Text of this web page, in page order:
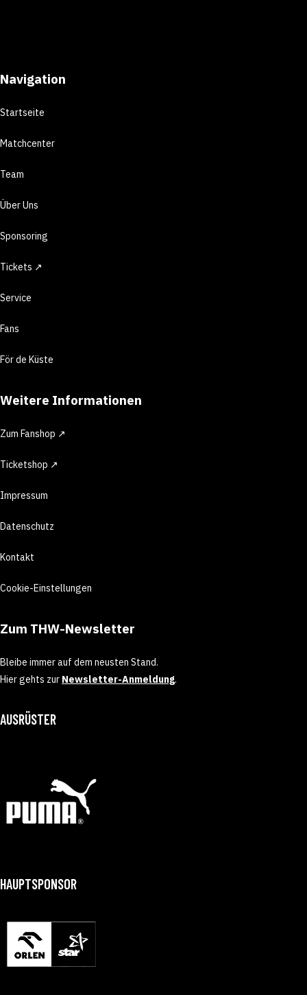
Navigation
Startseite
Matchcenter
Team
Über Uns
Sponsoring
Tickets ↗
Service
Fans
För de Küste
Weitere Informationen
Zum Fanshop ↗
Ticketshop ↗
Impressum
Datenschutz
Kontakt
Cookie-Einstellungen
Zum THW-Newsletter
Bleibe immer auf dem neusten Stand.
Hier gehts zur Newsletter-Anmeldung.
AUSRÜSTER
HAUPTSPONSOR